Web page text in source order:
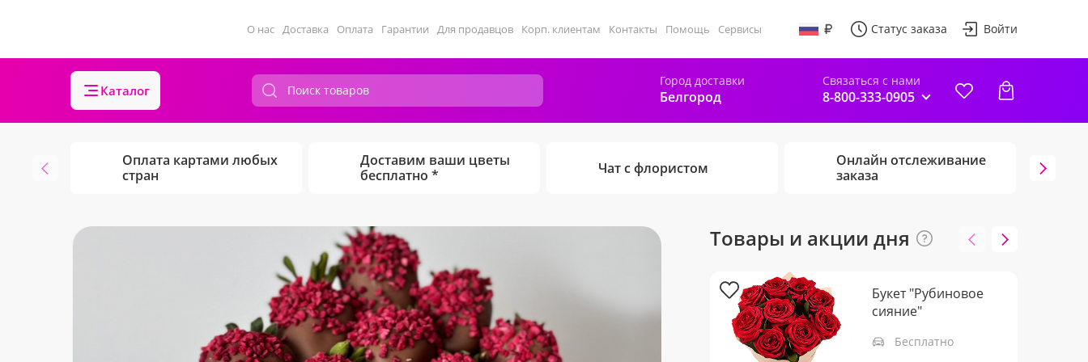
О нас Доставка Оплата Гарантии Для продавцов Корп. клиентам Контакты Помощь Сервисы Статус заказа Войти
Каталог
Город доставки
Белгород
Связаться с нами
8-800-333-0905
Оплата картами любых
стран
Доставим ваши цветы
бесплатно *
Чат с флористом
Онлайн отслеживание
заказа
Товары и акции дня
Букет "Рубиновое
сияние"
Бесплатно